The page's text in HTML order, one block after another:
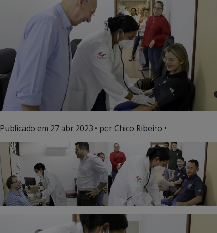
Publicado em 27 abr 2023 • por Chico Ribeiro •